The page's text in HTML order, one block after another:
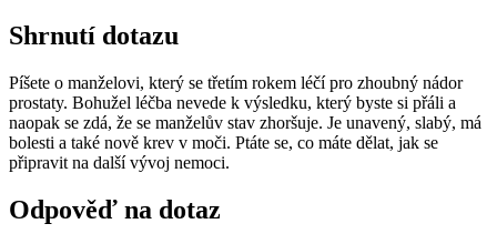
Shrnutí dotazu
Píšete o manželovi, který se třetím rokem léčí pro zhoubný nádor
prostaty. Bohužel léčba nevede k výsledku, který byste si přáli a
naopak se zdá, že se manželův stav zhoršuje. Je unavený, slabý, má
bolesti a také nově krev v moči. Ptáte se, co máte dělat, jak se
připravit na další vývoj nemoci.
Odpověď na dotaz